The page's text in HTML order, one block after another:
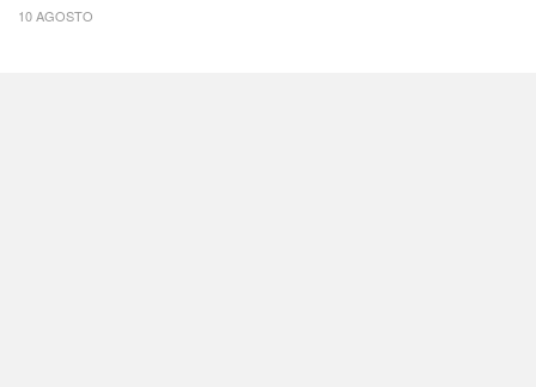
10 AGOSTO